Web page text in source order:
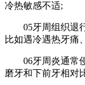
冷热敏感不适;
05牙周组织退行
比如遇冷遇热牙痛
06牙周炎通常侵
磨牙和下前牙相对